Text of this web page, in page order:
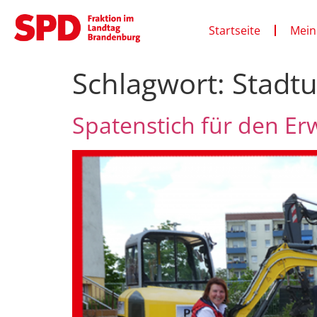
Startseite
Schlagwort:
Spatenstich für den